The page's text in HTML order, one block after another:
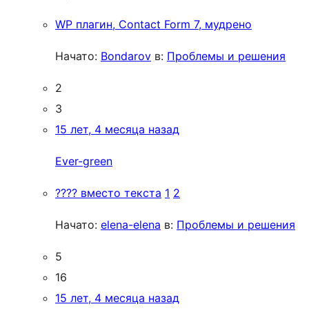
WP плагин, Contact Form 7, мудрено
Начато: Bondarov в: Проблемы и решения
2
3
15 лет, 4 месяца назад
Ever-green
???? вместо текста 1 2
Начато: elena-elena в: Проблемы и решения
5
16
15 лет, 4 месяца назад